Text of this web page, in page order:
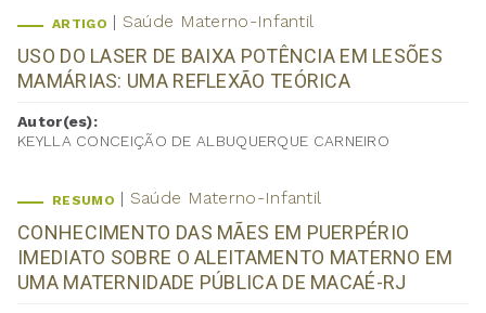
ARTIGO Saúde Materno-Infantil
USO DO LASER DE BAIXA POTÊNCIA EM LESÕES
MAMÁRIAS: UMA REFLEXÃO TEÓRICA
Autor(es):
KEYLLA CONCEIÇÃO DE ALBUQUERQUE CARNEIRO
RESUMO Saúde Materno-Infantil
CONHECIMENTO DAS MÃES EM PUERPÉRIO
IMEDIATO SOBRE O ALEITAMENTO MATERNO EM
UMA MATERNIDADE PÚBLICA DE MACAÉ-RJ